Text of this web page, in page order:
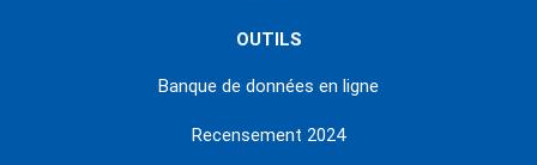
OUTILS
Banque de données en ligne
Recensement 2024